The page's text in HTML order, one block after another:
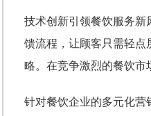
技术创新引领餐饮服务新
馈流程，让顾客只需轻点
略。在竞争激烈的餐饮市
针对餐饮企业的多元化营